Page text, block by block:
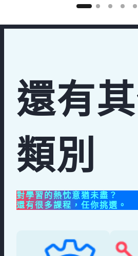
還有
類別
對學習的熱忱意猶未盡？
還有很多課程，任你挑選。